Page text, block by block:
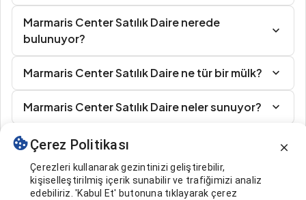
Marmaris Center Satılık Daire nerede
bulunuyor?
Marmaris Center Satılık Daire ne tür bir mülk?
Marmaris Center Satılık Daire neler sunuyor?
Benzer İlanlar
Çerez Politikası
Çerezleri kullanarak gezintinizi geliştirebilir,
kişiselleştirilmiş içerik sunabilir ve trafiğimizi analiz
edebiliriz. 'Kabul Et' butonuna tıklayarak çerez